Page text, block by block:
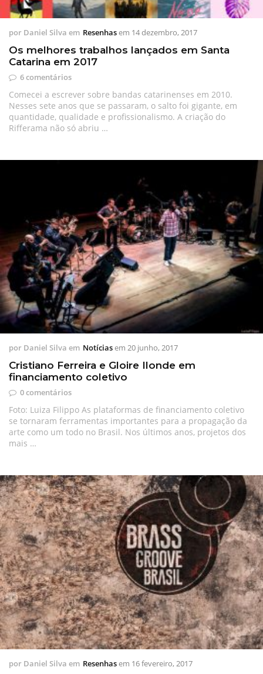
por Daniel Silva em Resenhasem 14 dezembro, 2017
Os melhores trabalhos lançados em Santa
Catarina em 2017
6 comentários
Comecei a escrever sobre bandas catarinenses em 2010.
Nesses sete anos que se passaram, o salto foi gigante, em
quantidade, qualidade e profissionalismo. A criação do
Rifferama não só abriu …
por Daniel Silva em Notíciasem 20 junho, 2017
Cristiano Ferreira e Gloire Ilonde em
financiamento coletivo
0 comentários
Foto: Luiza Filippo As plataformas de financiamento coletivo
se tornaram ferramentas importantes para a propagação da
arte como um todo no Brasil. Nos últimos anos, projetos dos
mais …
por Daniel Silva em Resenhasem 16 fevereiro, 2017